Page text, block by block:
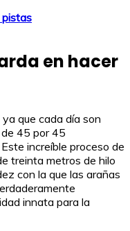
pistas
en hacer
que cada día son
45 por 45
increíble proceso de
treinta metros de hilo
con la que las arañas
innata para la